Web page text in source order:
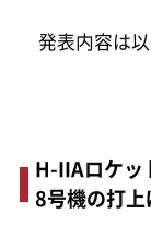
発表内容は以
H-IIAロケッ
8号機の打